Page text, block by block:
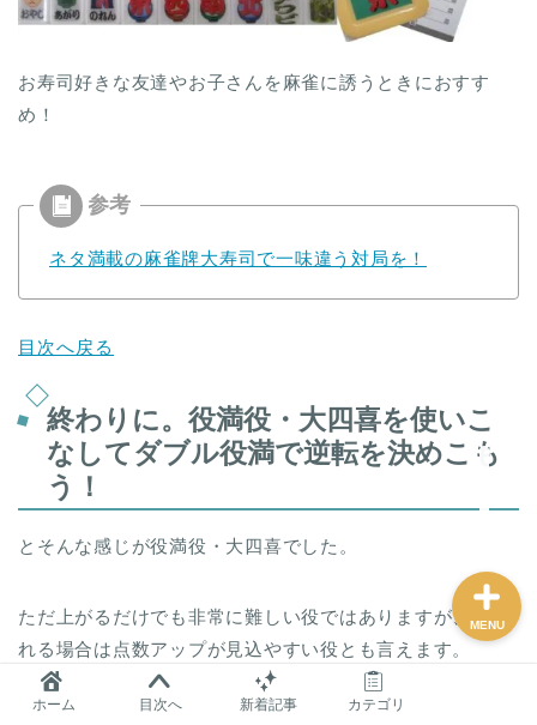
お寿司好きな友達やお子さんを麻雀に誘うときにおすす
め！
ネタ満載の麻雀牌大寿司で一味違う対局を！
目次へ戻る
終わりに。役満役・大四喜を使いこ
なしてダブル役満で逆転を決めこも
う！
とそんな感じが役満役・大四喜でした。
ただ上がるだけでも非常に難しい役ではありますが、上が
れる場合は点数アップが見込やすい役とも言えます。
ホーム 目次へ 新着記事 カテゴリ
MENU
麻雀グッズ研究所のサイ
プロフィール